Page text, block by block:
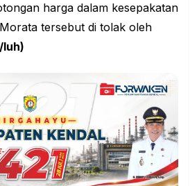
harga dalam kesepakatan
tersebut di tolak oleh
luh)